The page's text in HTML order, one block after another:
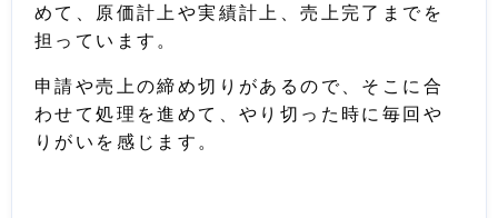
めて、原価計上や実績計上、売上完了までを
担っています。
申請や売上の締め切りがあるので、そこに合
わせて処理を進めて、やり切った時に毎回や
りがいを感じます。